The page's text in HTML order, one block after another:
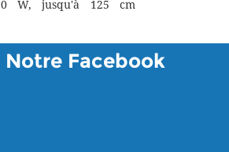
W, jusqu'à 125 cm
Notre Facebook